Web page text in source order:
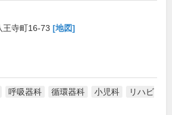
王寺町16-73 [地図]
呼吸器科 循環器科 小児科
リハビ